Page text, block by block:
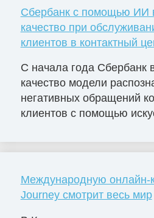
Сбербанк с помощью ИИ
качество при
клиентов в контактный
С начала года Сбербанк
качество модели
негативных обращений
клиентов с помощью
Международную онлайн-
Journey смотрит весь мир